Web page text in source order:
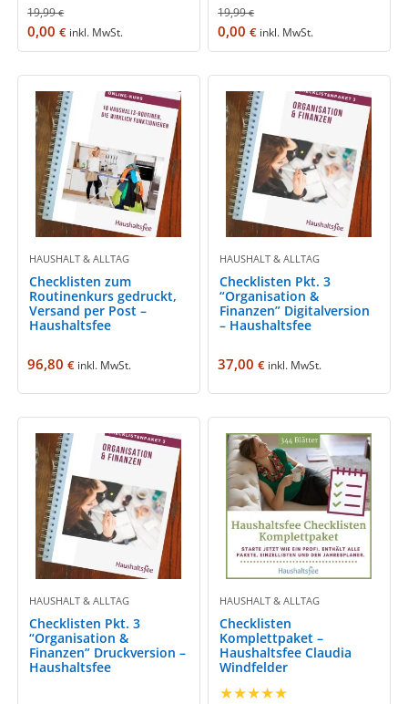
19,99€
0,00€ inkl. MwSt.
19,99€
0,00€ inkl. MwSt.
HAUSHALT & ALLTAG
Checklisten zum
Routinenkurs gedruckt,
Versand per Post –
Haushaltsfee
96,80€ inkl. MwSt.
HAUSHALT & ALLTAG
Checklisten Pkt. 3
“Organisation &
Finanzen” Digitalversion
– Haushaltsfee
37,00€ inkl. MwSt.
HAUSHALT & ALLTAG
Checklisten Pkt. 3
“Organisation &
Finanzen” Druckversion –
Haushaltsfee
HAUSHALT & ALLTAG
Checklisten
Komplettpaket –
Haushaltsfee Claudia
Windfelder
★★★★★